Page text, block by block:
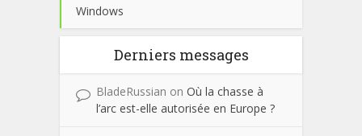
Windows
Derniers messages
BladeRussian on Où la chasse à
l’arc est-elle autorisée en Europe ?